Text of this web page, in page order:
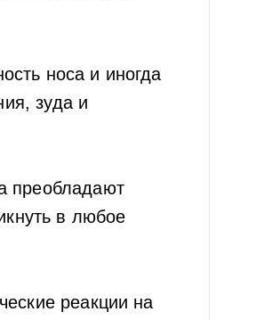
носа и иногда
зуда и
преобладают
в любое
реакции на